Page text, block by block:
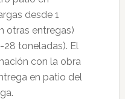
desde 1
otras entregas)
toneladas). El
con la obra
en patio del